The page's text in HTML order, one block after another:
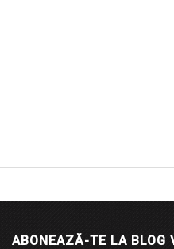
ABONEAZĂ-TE LA BLOG